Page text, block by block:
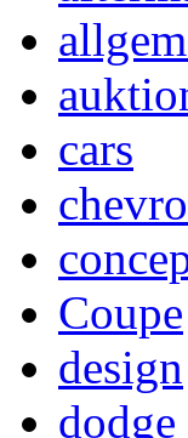
cars
Coupe
design
dodge